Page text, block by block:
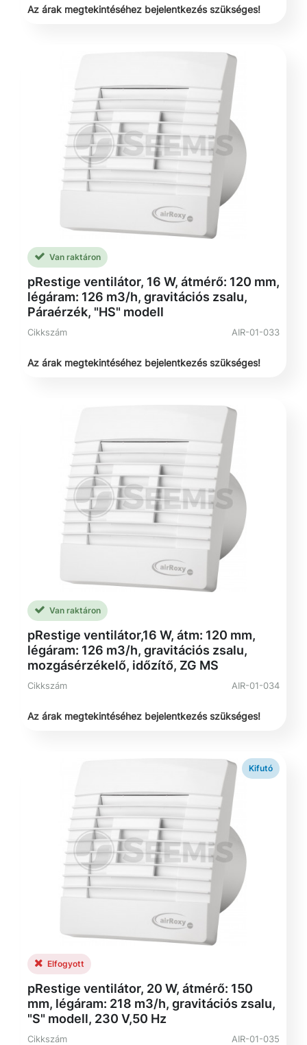
Az árak megtekintéséhez bejelentkezés szükséges!
Van raktáron
pRestige ventilátor, 16 W, átmérő: 120 mm,
légáram: 126 m3/h, gravitációs zsalu,
Páraérzék, "HS" modell
Cikkszám AIR-01-033
Az árak megtekintéséhez bejelentkezés szükséges!
Van raktáron
pRestige ventilátor,16 W, átm: 120 mm,
légáram: 126 m3/h, gravitációs zsalu,
mozgásérzékelő, időzítő, ZG MS
Cikkszám AIR-01-034
Az árak megtekintéséhez bejelentkezés szükséges!
Kifutó
Elfogyott
pRestige ventilátor, 20 W, átmérő: 150
mm, légáram: 218 m3/h, gravitációs zsalu,
"S" modell, 230 V,50 Hz
Cikkszám AIR-01-035